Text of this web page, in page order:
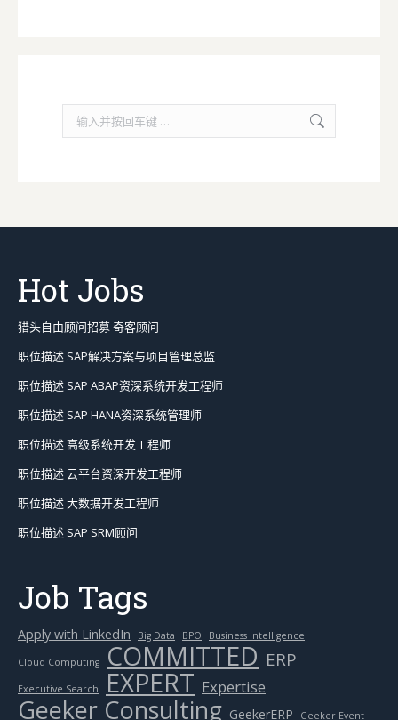
e
Hot Jobs
猎头自由顾问招募 奇客顾问
职位描述 SAP解决方案与项目管理总监
职位描述 SAP ABAP资深系统开发工程师
职位描述 SAP HANA资深系统管理师
职位描述 高级系统开发工程师
职位描述 云平台资深开发工程师
职位描述 大数据开发工程师
职位描述 SAP SRM顾问
Job Tags
Apply with LinkedIn Big Data BPO Business Intelligence
Cloud Computing COMMITTED ERP
Executive Search EXPERT Expertise
Geeker Consulting GeekerERP Geeker Event